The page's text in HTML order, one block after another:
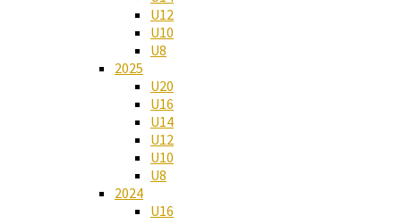
U12
U10
U8
2025
U20
U16
U14
U12
U10
U8
2024
U16